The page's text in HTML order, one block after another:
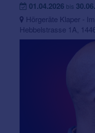
01.04.2026 bis
Hörgeräte Klaper -
Hebbelstrasse 1A,